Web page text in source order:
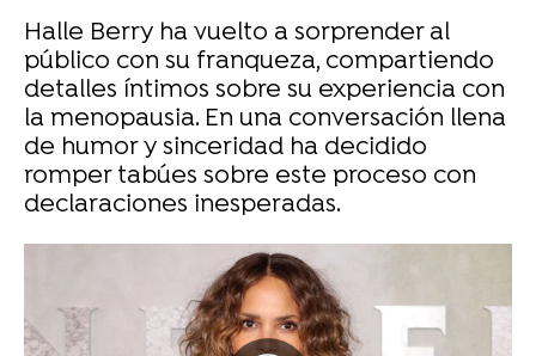
Halle Berry ha vuelto a sorprender al
público con su franqueza, compartiendo
detalles íntimos sobre su experiencia con
la menopausia. En una conversación llena
de humor y sinceridad ha decidido
romper tabúes sobre este proceso con
declaraciones inesperadas.